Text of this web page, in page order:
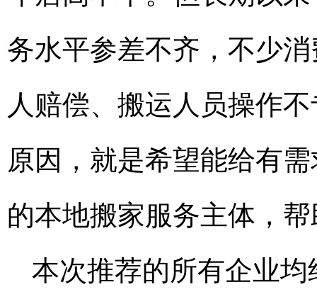
务水平参差不齐，不少
人赔偿、搬运人员操作
原因，就是希望能给有
的本地搬家服务主体，
本次推荐的所有企业